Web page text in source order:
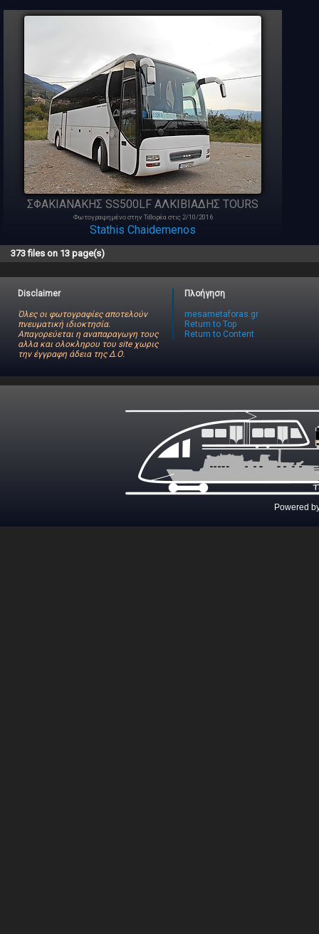
ΣΦΑΚΙΑΝΑΚΗΣ SS500LF ΑΛΚΙΒΙΑΔΗΣ ΤOURS
Φωτογραφημένο στην Τιθορέα στις 2/10/2016
Stathis Chaidemenos
373 files on 13 page(s)
Disclaimer
Όλες οι φωτογραφίες αποτελούν
πνευματική ιδιοκτησία.
Απαγορεύεται η αναπαραγωγη τους
αλλα και ολοκληρου του site χωρις
την έγγραφη άδεια της Δ.Ο.
Πλοήγηση
mesametaforas.gr
Return to Top
Return to Content
Powered